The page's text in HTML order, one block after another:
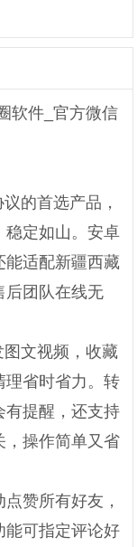
软件_官方微信
的首选产品，
稳定如山。安卓
能适配新疆西藏
后团队在线无
文视频，收藏
理省时省力。转
有提醒，还支持
，操作简单又省
赞所有好友，
能可指定评论好